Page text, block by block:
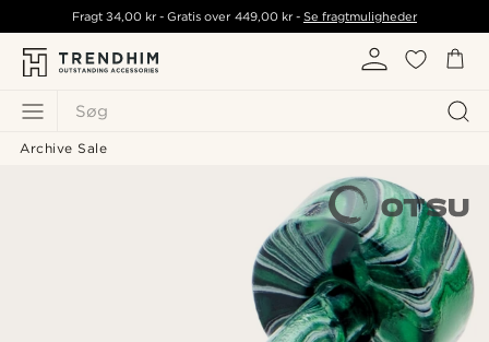
Søg
Fragt34,00 kr - Gratis over 449,00 kr- Se fragtmuligheder
Archive Sale